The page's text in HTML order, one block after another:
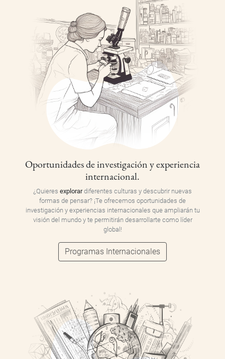
Oportunidades de investigación y experiencia
internacional.
¿Quieres explorardiferentes culturas y descubrir nuevas
formas de pensar? ¡Te ofrecemos oportunidades de
investigación y experiencias internacionales que ampliarán tu
visión del mundo y te permitirán desarrollarte como líder
global!
Programas Internacionales